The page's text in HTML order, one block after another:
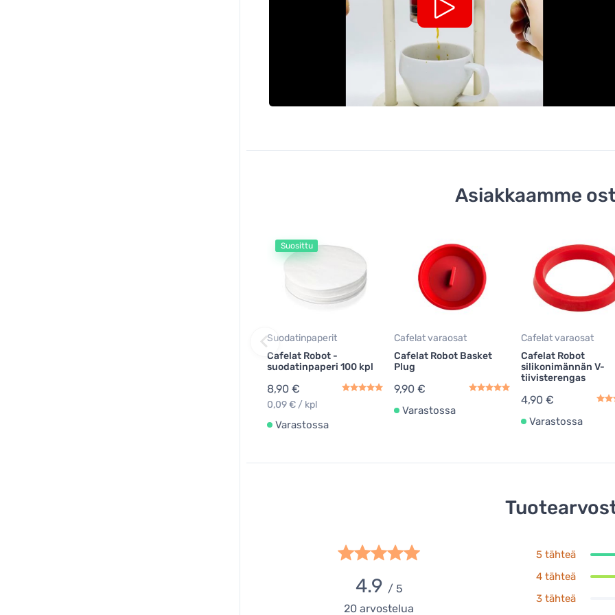
Asiakkaamme
Suosittu
Suodatinpaperit
Cafelat Robot -
suodatinpaperi 100 kpl
8,90 €
0,09 € / kpl
Varastossa
Cafelat varaosat
Cafelat Robot Basket
Plug
9,90 €
Varastossa
Cafelat varaosat
Cafelat Robot
silikonimännän V-
tiivisterengas
4,90 €
Varastossa
4.9 / 5
20 arvostelua
5 tähteä
4 tähteä
3 tähteä